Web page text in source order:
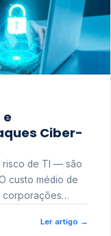
e
Ciber-
risco de TI — são
corporações
órgãos como a
Ler artigo →